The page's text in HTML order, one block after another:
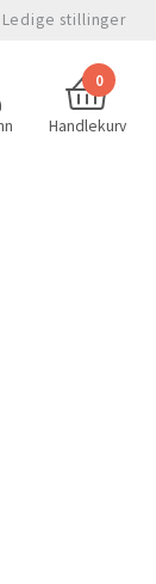
Ledige stillinger
0
Handlekurv